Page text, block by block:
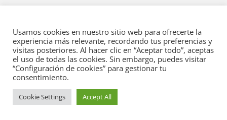
Usamos cookies en nuestro sitio web para ofrecerte la
experiencia más relevante, recordando tus preferencias y
visitas posteriores. Al hacer clic en “Aceptar todo”, aceptas
el uso de todas las cookies. Sin embargo, puedes visitar
“Configuración de cookies” para gestionar tu
consentimiento.
Cookie Settings Accept All